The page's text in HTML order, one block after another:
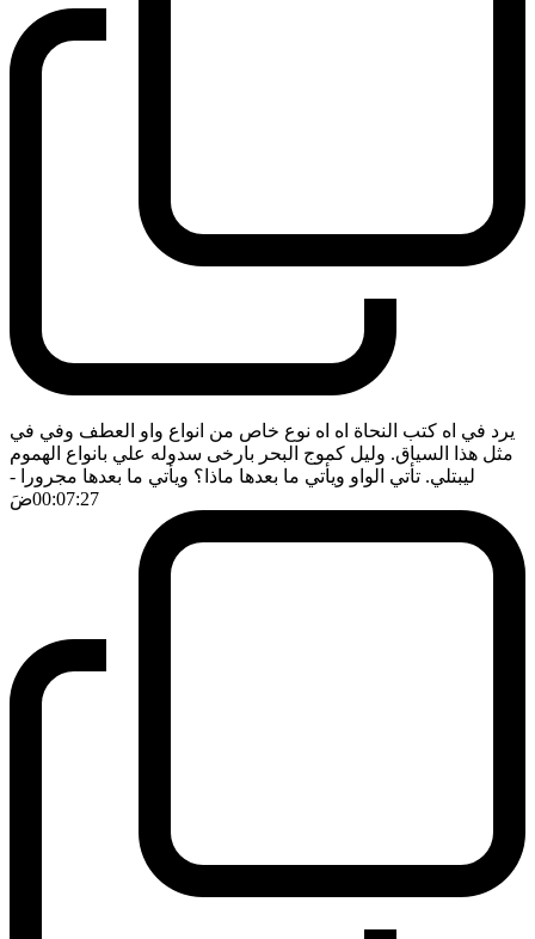
يرد في اه كتب النحاة اه اه نوع خاص من انواع واو العطف وفي في
مثل هذا السياق. وليل كموج البحر بارخى سدوله علي بانواع الهموم
ليبتلي. تأتي الواو ويأتي ما بعدها ماذا؟ ويأتي ما بعدها مجرورا -
00:07:27ضَ